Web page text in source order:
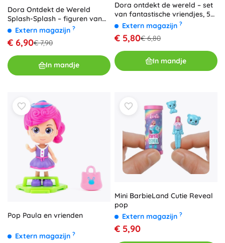
Dora Ontdekt de Wereld
Splash-Splash – figuren van
Dora en Boots met
Extern magazijn ?
€ 6,90€ 7,90
In mandje
Dora ontdekt de wereld – set
van fantastische vriendjes, 5
figuren
Extern magazijn ?
€ 5,80€ 6,80
In mandje
Pop Paula en vrienden
Extern magazijn ?
Mini BarbieLand Cutie Reveal
pop
Extern magazijn ?
€ 5,90